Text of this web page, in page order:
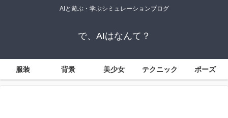
AIと遊ぶ・学ぶシミュレーションブログ
で、AIはなんて？
服装 背景 美少女 テクニック ポーズ